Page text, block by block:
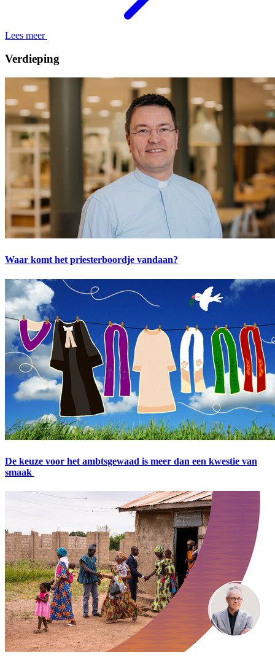
Lees meer
Verdieping
Waar komt het priesterboordje vandaan?
De keuze voor het ambtsgewaad is meer dan een kwestie van
smaak